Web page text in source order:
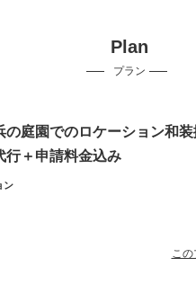
Plan
プラン
の庭園でのロケーション
行＋申請料金込み
ン
こ